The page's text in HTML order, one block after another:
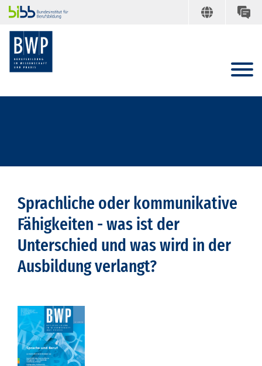
Sprachliche oder kommunikative
Fähigkeiten - was ist der
Unterschied und was wird in der
Ausbildung verlangt?